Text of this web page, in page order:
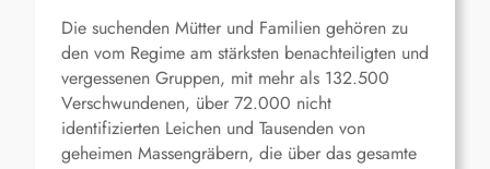
Die suchenden Mütter und Familien gehören zu
den vom Regime am stärksten benachteiligten und
vergessenen Gruppen, mit mehr als 132.500
Verschwundenen, über 72.000 nicht
identifizierten Leichen und Tausenden von
geheimen Massengräbern, die über das gesamte